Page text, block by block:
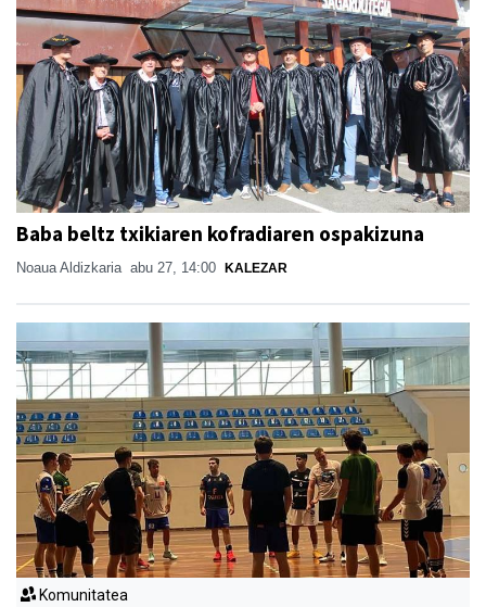
Baba beltz txikiaren kofradiaren ospakizuna
Noaua Aldizkaria abu 27, 14:00 KALEZAR
Komunitatea